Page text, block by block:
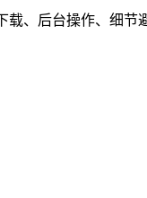
、后台操作、细